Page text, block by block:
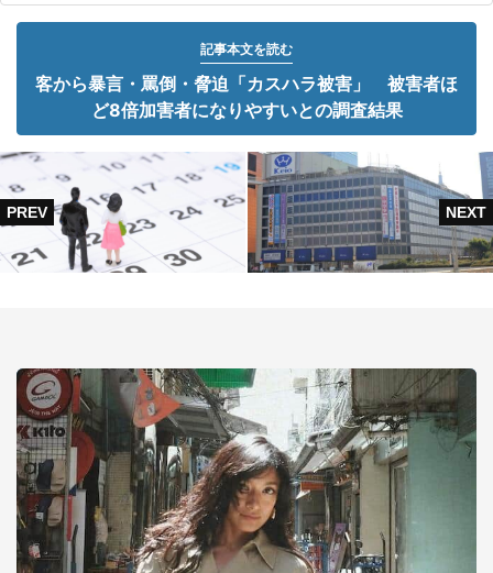
記事本文を読む
客から暴言・罵倒・脅迫「カスハラ被害」 被害者ほ
ど8倍加害者になりやすいとの調査結果